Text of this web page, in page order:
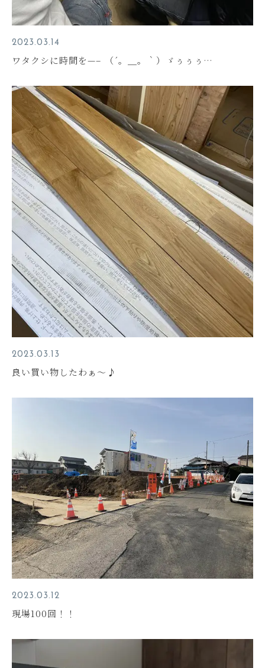
2023.03.14
ワタクシに時間を—– （´。＿。｀）ゞぅぅぅ…
2023.03.13
良い買い物したわぁ～♪
2023.03.12
現場100回！！